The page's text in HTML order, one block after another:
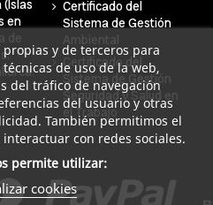
y de terceros para
de uso de la web,
del tráfico de navegación
del usuario y otras
También permitimos el
con redes sociales.
permite utilizar:
cookies
en
de
Certificado del
Sistema de Gestión
Ambiental
Certificado del
Sistema de Gestión
Seguridad y Salud en
el Trabajo